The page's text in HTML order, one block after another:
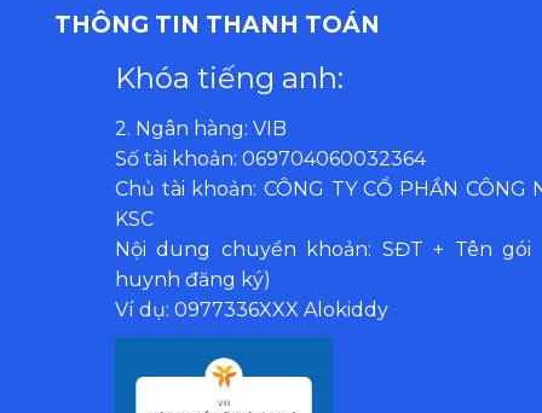
THÔNG TIN THANH TOÁN
Khóa tiếng anh:
2. Ngân hàng: VIB
Số tài khoản: 069704060032364
Chủ tài khoản: CÔNG TY CỔ PHẦN CÔNG
KSC
Nội dung chuyển khoản: SĐT + Tên
huynh đăng ký)
Ví dụ: 0977336XXX Alokiddy